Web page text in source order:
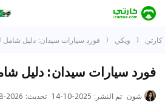
كارتي ويكي فورد سيارات سيدان: دليل شامل
فورد سيارات سيدان: دليل شامل
شون تم النشر :
2025-10-14 تحديث:
2026-08-04